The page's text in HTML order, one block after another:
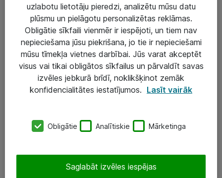
Risinājumi & Pakalpojumi
IT serviss un atbalsts
IT infrastruktūra
Darba vietu IT risinājumi
Serveri un datu centri
SIA „ATEA”
eShop@atea.lv
uzlabotu lietotāju pieredzi, analizētu mūsu datu
plūsmu un pielāgotu personalizētas reklāmas.
Obligātie sīkfaili vienmēr ir iespējoti, un tiem nav
nepieciešama jūsu piekrišana, jo tie ir nepieciešami
mūsu tīmekļa vietnes darbībai. Jūs varat akceptēt
visus vai tikai obligātos sīkfailus un pārvaldīt savas
izvēles jebkurā brīdī, noklikšķinot zemāk
konfidencialitātes iestatījumos. Lasīt vairāk
Obligātie Analītiskie Mārketinga
Saglabāt izvēles iespējas